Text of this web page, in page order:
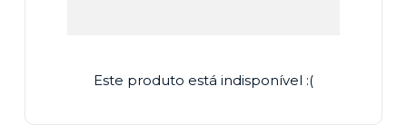
Este produto está indisponível :(